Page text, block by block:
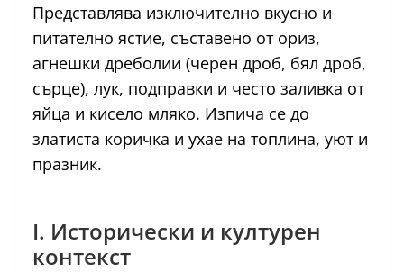
Представлява изключително вкусно и
питателно ястие, съставено от ориз,
агнешки дреболии (черен дроб, бял дроб,
сърце), лук, подправки и често заливка от
яйца и кисело мляко. Изпича се до
златиста коричка и ухае на топлина, уют и
празник.
I. Исторически и културен
контекст